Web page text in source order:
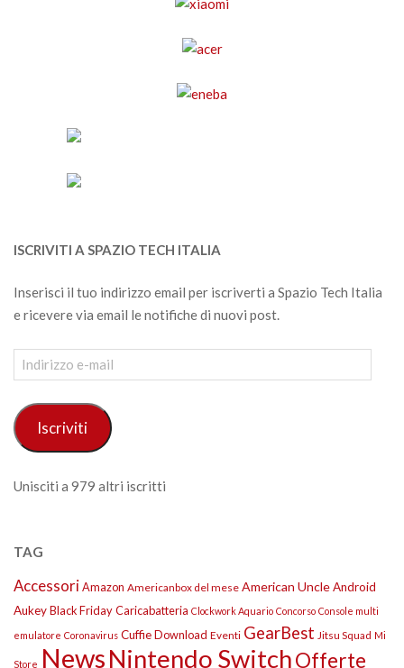
ISCRIVITI A SPAZIO TECH ITALIA
Inserisci il tuo indirizzo email per iscriverti a Spazio Tech Italia
e ricevere via email le notifiche di nuovi post.
Indirizzo
e-
Iscriviti
Unisciti a 979 altri iscritti
TAG
AccessoriAmazon Americanbox del mese American UncleAndroid
AukeyBlack FridayCaricabatteria Clockwork Aquario Concorso Console multi
emulatore Coronavirus CuffieDownload Eventi GearBest Jitsu Squad Mi
Store NewsNintendo SwitchOfferte